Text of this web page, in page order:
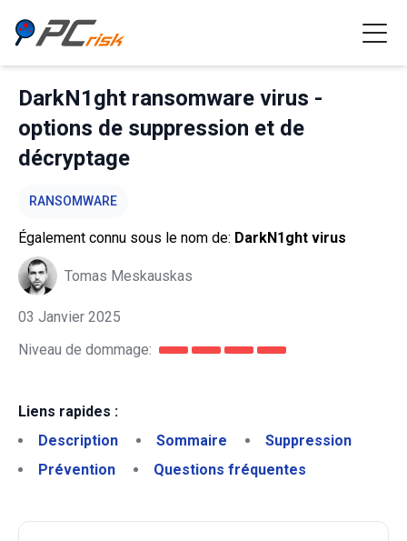
DarkN1ght ransomware virus -
options de suppression et de
décryptage
RANSOMWARE
Également connu sous le nom de: DarkN1ght virus
Tomas Meskauskas
03 Janvier 2025
Niveau de dommage:
Liens rapides :
Description
Sommaire
Suppression
Prévention
Questions fréquentes